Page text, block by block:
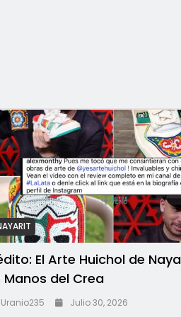
El Arte Huichol de
Manos del Crea
Uranio235 Julio 30, 2026